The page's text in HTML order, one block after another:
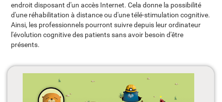
endroit disposant d'un accès Internet. Cela donne la possibilité
d'une réhabilitation à distance ou d'une télé-stimulation cognitive.
Ainsi, les professionnels pourront suivre depuis leur ordinateur
l'évolution cognitive des patients sans avoir besoin d'être
présents.